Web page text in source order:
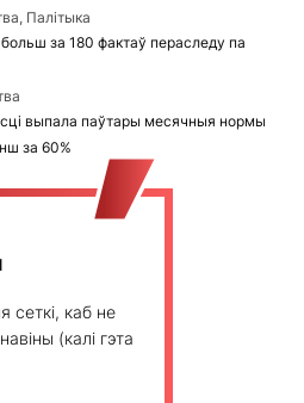
Палітыка
за 180 фактаў пераследу па
выпала паўтары месячныя нормы
за 60%
сеткі, каб не
(калі гэта